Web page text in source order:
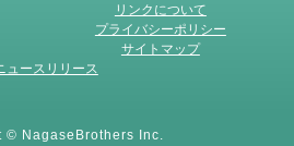
リンクについて
プライバシーポリシー
サイトマップ
ュースリリース
© NagaseBrothers Inc.